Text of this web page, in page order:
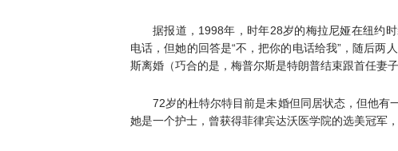
据报道，1998年，时年28岁的梅拉尼娅在纽约
电话，但她的回答是“不，把你的电话给我”，随后两
斯离婚（巧合的是，梅普尔斯是特朗普结束跟首任妻
72岁的杜特尔特目前是未婚但同居状态，但他有
她是一个护士，曾获得菲律宾达沃医学院的选美冠军